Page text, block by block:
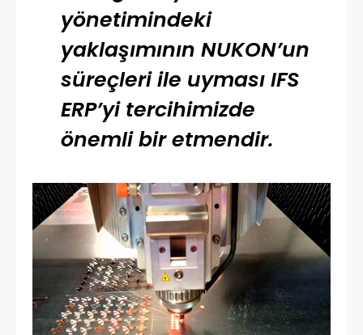
yönetimindeki
yaklaşımının NUKON’un
süreçleri ile uyması IFS
ERP’yi tercihimizde
önemli bir etmendir.